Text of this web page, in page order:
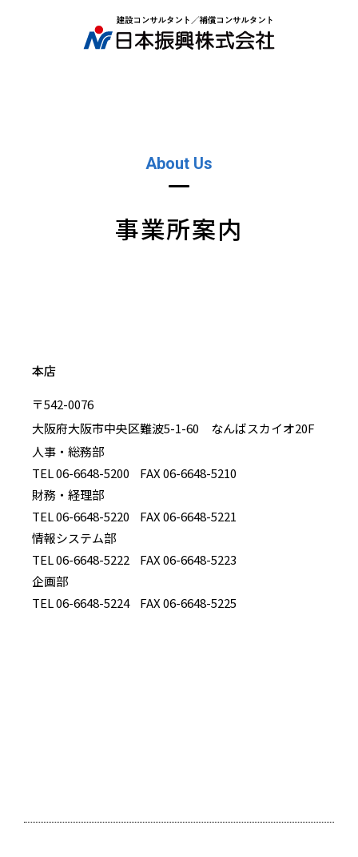
About Us
事業所案内
本店
〒542-0076
大阪府大阪市中央区難波5-1-60 なんばスカイオ20F
人事・総務部
TEL 06-6648-5200
FAX 06-6648-5210
財務・経理部
TEL 06-6648-5220
FAX 06-6648-5221
情報システム部
TEL 06-6648-5222
FAX 06-6648-5223
企画部
TEL 06-6648-5224
FAX 06-6648-5225